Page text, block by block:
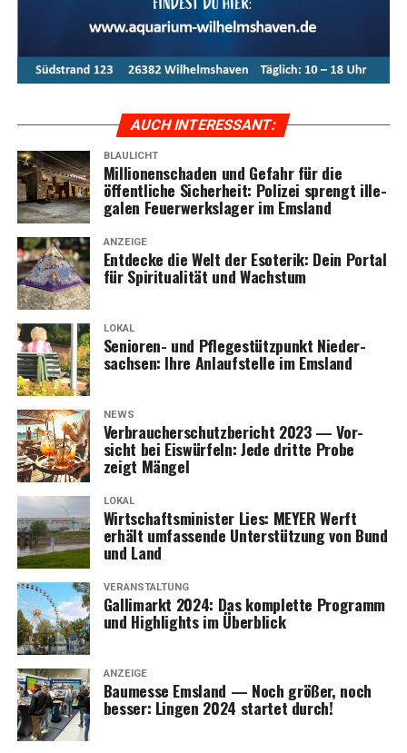
AUCH INTER­ES­SANT:
BLAULICHT
Mil­lio­nen­scha­den und Gefahr für die
öffent­li­che Sicher­heit: Poli­zei sprengt ille­
ga­len Feu­er­werks­la­ger im Emsland
ANZEIGE
Ent­de­cke die Welt der Eso­te­rik: Dein Por­tal
für Spi­ri­tua­li­tät und Wachstum
LOKAL
Senio­ren- und Pfle­ge­stütz­punkt Nie­der­
sach­sen: Ihre Anlauf­stel­le im Emsland
NEWS
Ver­brau­cher­schutz­be­richt 2023 — Vor­
sicht bei Eis­wür­feln: Jede drit­te Pro­be
zeigt Mängel
LOKAL
Wirt­schafts­mi­nis­ter Lies: MEYER Werft
erhält umfas­sen­de Unter­stüt­zung von Bund
und Land
VERANSTALTUNG
Gal­li­markt 2024: Das kom­plet­te Pro­gramm
und High­lights im Überblick
ANZEIGE
Bau­mes­se Ems­land — Noch grö­ßer, noch
bes­ser: Lin­gen 2024 star­tet durch!